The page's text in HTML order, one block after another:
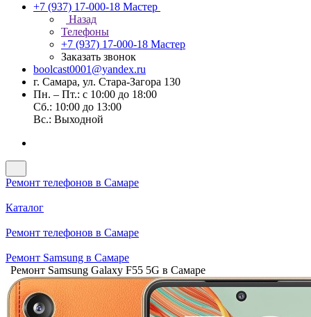
+7 (937) 17-000-18 Мастер
Назад
Телефоны
+7 (937) 17-000-18 Мастер
Заказать звонок
boolcast0001@yandex.ru
г. Самара, ул. Стара-Загора 130
Пн. – Пт.: с 10:00 до 18:00
Сб.: 10:00 до 13:00
Вс.: Выходной
Ремонт телефонов в Самаре
Каталог
Ремонт телефонов в Самаре
Ремонт Samsung в Самаре
Ремонт Samsung Galaxy F55 5G в Самаре